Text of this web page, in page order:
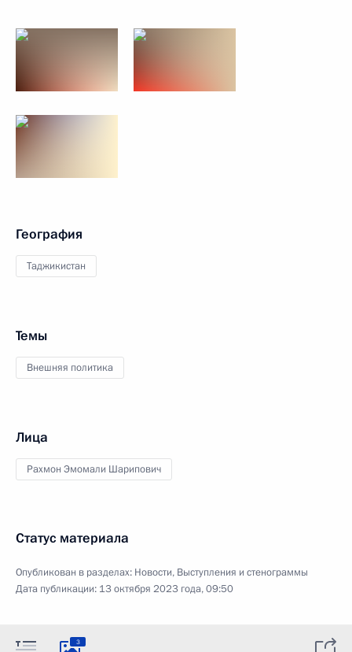
География
Таджикистан
Темы
Внешняя политика
Лица
Рахмон Эмомали Шарипович
Статус материала
Опубликован в разделах: Новости, Выступления и стенограммы
Дата публикации: 13 октября 2023 года, 09:50
3